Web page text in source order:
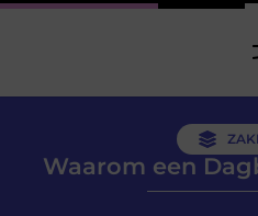
Waarom een